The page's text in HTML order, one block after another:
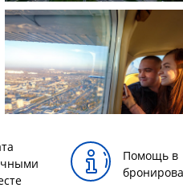
Помощь в